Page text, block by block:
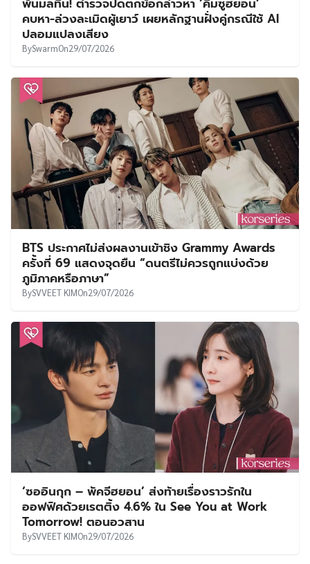
คบหา-ล่วงละเมิดผู้เยาว์ เผยหลักฐานฝั่งคู่กรณีใช้ AI
ปลอมแปลงเสียง
BySwarmOn29/07/2026
BTS ประกาศไม่ส่งผลงานเข้าชิง Grammy Awards
ครั้งที่ 69 แสดงจุดยืน “ดนตรีไม่ควรถูกแบ่งด้วย
ภูมิภาคหรือภาษา”
BySVVEET KIMOn29/07/2026
‘ซออินกุก – พัคจีฮยอน’ ส่งท้ายเรื่องราวรักใน
ออฟฟิศด้วยเรตติ้ง 4.6% ใน See You at Work
Tomorrow! ตอนอวสาน
BySVVEET KIMOn29/07/2026